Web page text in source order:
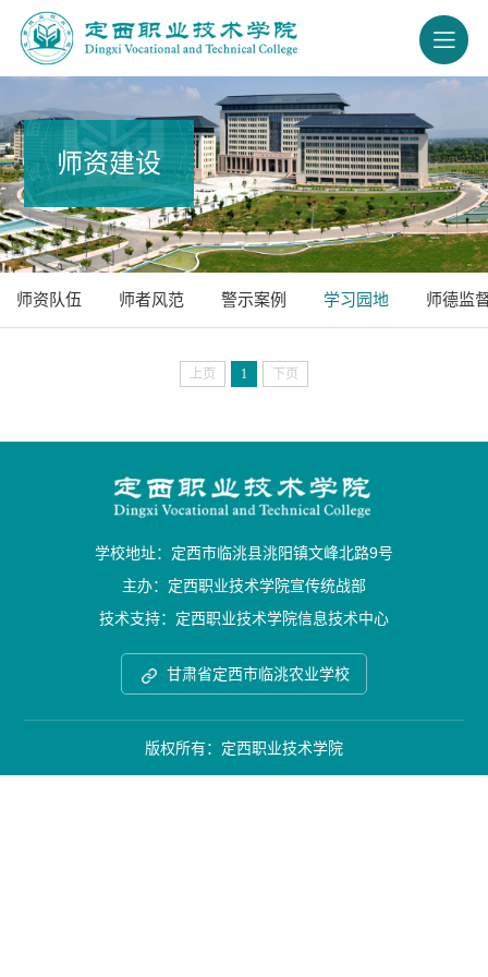
师资建设
师资队伍 师者风范 警示案例 学习园地 师德监
上页 1 下页
学校地址：定西市临洮县洮阳镇文峰北路9号
主办：定西职业技术学院宣传统战部
技术支持：定西职业技术学院信息技术中心
甘肃省定西市临洮农业学校
版权所有：定西职业技术学院